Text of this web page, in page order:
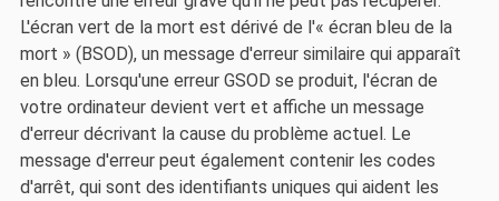
L'écran vert de la mort est dérivé de l'« écran bleu de la
mort » (BSOD), un message d'erreur similaire qui apparaît
en bleu. Lorsqu'une erreur GSOD se produit, l'écran de
votre ordinateur devient vert et affiche un message
d'erreur décrivant la cause du problème actuel. Le
message d'erreur peut également contenir les codes
d'arrêt, qui sont des identifiants uniques qui aident les